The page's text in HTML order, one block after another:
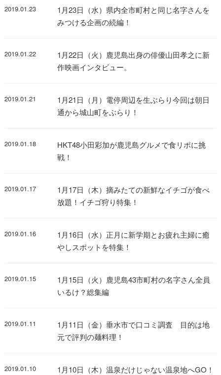
2019.01.23
1月23日（水）県内全市町村と同じ名字さんを
みつける企画の続編！
2019.01.22
1月22日（火）鹿児島出身の俳優山田孝之に新
作映画インタビュー。
2019.01.21
1月21日（月）電停周辺を生ぶらり今回は朝日
通から城山町をぶらり！
2019.01.18
HKT48小田彩加が鹿児島グルメで食リポに挑
戦！
2019.01.17
1月17日（木）摘みたての新鮮なイチゴが食べ
放題！イチゴ狩り特集！
2019.01.16
1月16日（水）正月に新学期とお疲れ主婦に癒
やしスポットを特集！
2019.01.15
1月15日（火）鹿児島43市町村の名字さん全員
いるけ？総集編
2019.01.11
1月11日（金）垂水市で口コミ調査 目的は地
元で評判の麺料理！
2019.01.10 1月10日（木）温泉だけじゃない温泉地へGO！